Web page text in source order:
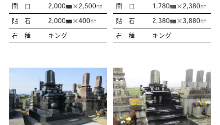
間 口 2,000㎜×2,500㎜
貼 石 2,000㎜×400㎜
石 種 キング
間 口 1,780㎜×2,380㎜
貼 石 2,380㎜×3,880㎜
石 種 キング